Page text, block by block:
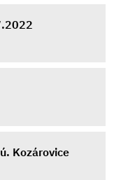
Kozárovice